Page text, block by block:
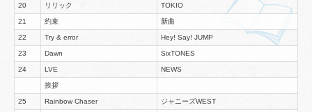
20 リリック TOKIO
21 約束 新曲
22 Try & error Hey! Say! JUMP
23 Dawn SixTONES
24 LVE NEWS
挨拶
25 Rainbow Chaser ジャニーズWEST